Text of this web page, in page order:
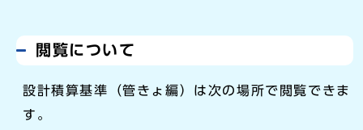
閲覧について
設計積算基準（管きょ編）は次の場所で閲覧できま
す。